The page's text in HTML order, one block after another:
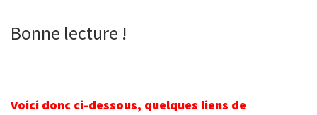
Bonne lecture !
Voici donc ci-dessous, quelques liens de